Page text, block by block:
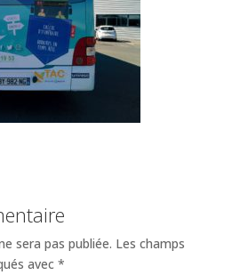
sera pas publiée. Les champs
avec *